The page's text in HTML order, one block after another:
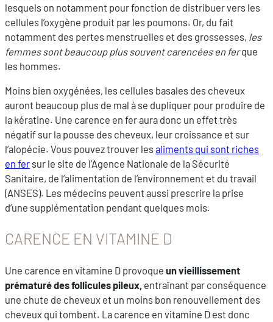
lesquels on notamment pour fonction de distribuer vers les
cellules l’oxygène produit par les poumons. Or, du fait
notamment des pertes menstruelles et des grossesses, les
femmes sont beaucoup plus souvent carencées en ferque
les hommes.
Moins bien oxygénées, les cellules basales des cheveux
auront beaucoup plus de mal à se dupliquer pour produire de
la kératine. Une carence en fer aura donc un effet très
négatif sur la pousse des cheveux, leur croissance et sur
l’alopécie. Vous pouvez trouver les aliments qui sont riches
en fer sur le site de l’Agence Nationale de la Sécurité
Sanitaire, de l’alimentation de l’environnement et du travail
(ANSES). Les médecins peuvent aussi prescrire la prise
d’une supplémentation pendant quelques mois.
CARENCE EN VITAMINE D
Une carence en vitamine D provoque un vieillissement
prématuré des follicules pileux, entraînant par conséquence
une chute de cheveux et un moins bon renouvellement des
cheveux qui tombent. La carence en vitamine D est donc